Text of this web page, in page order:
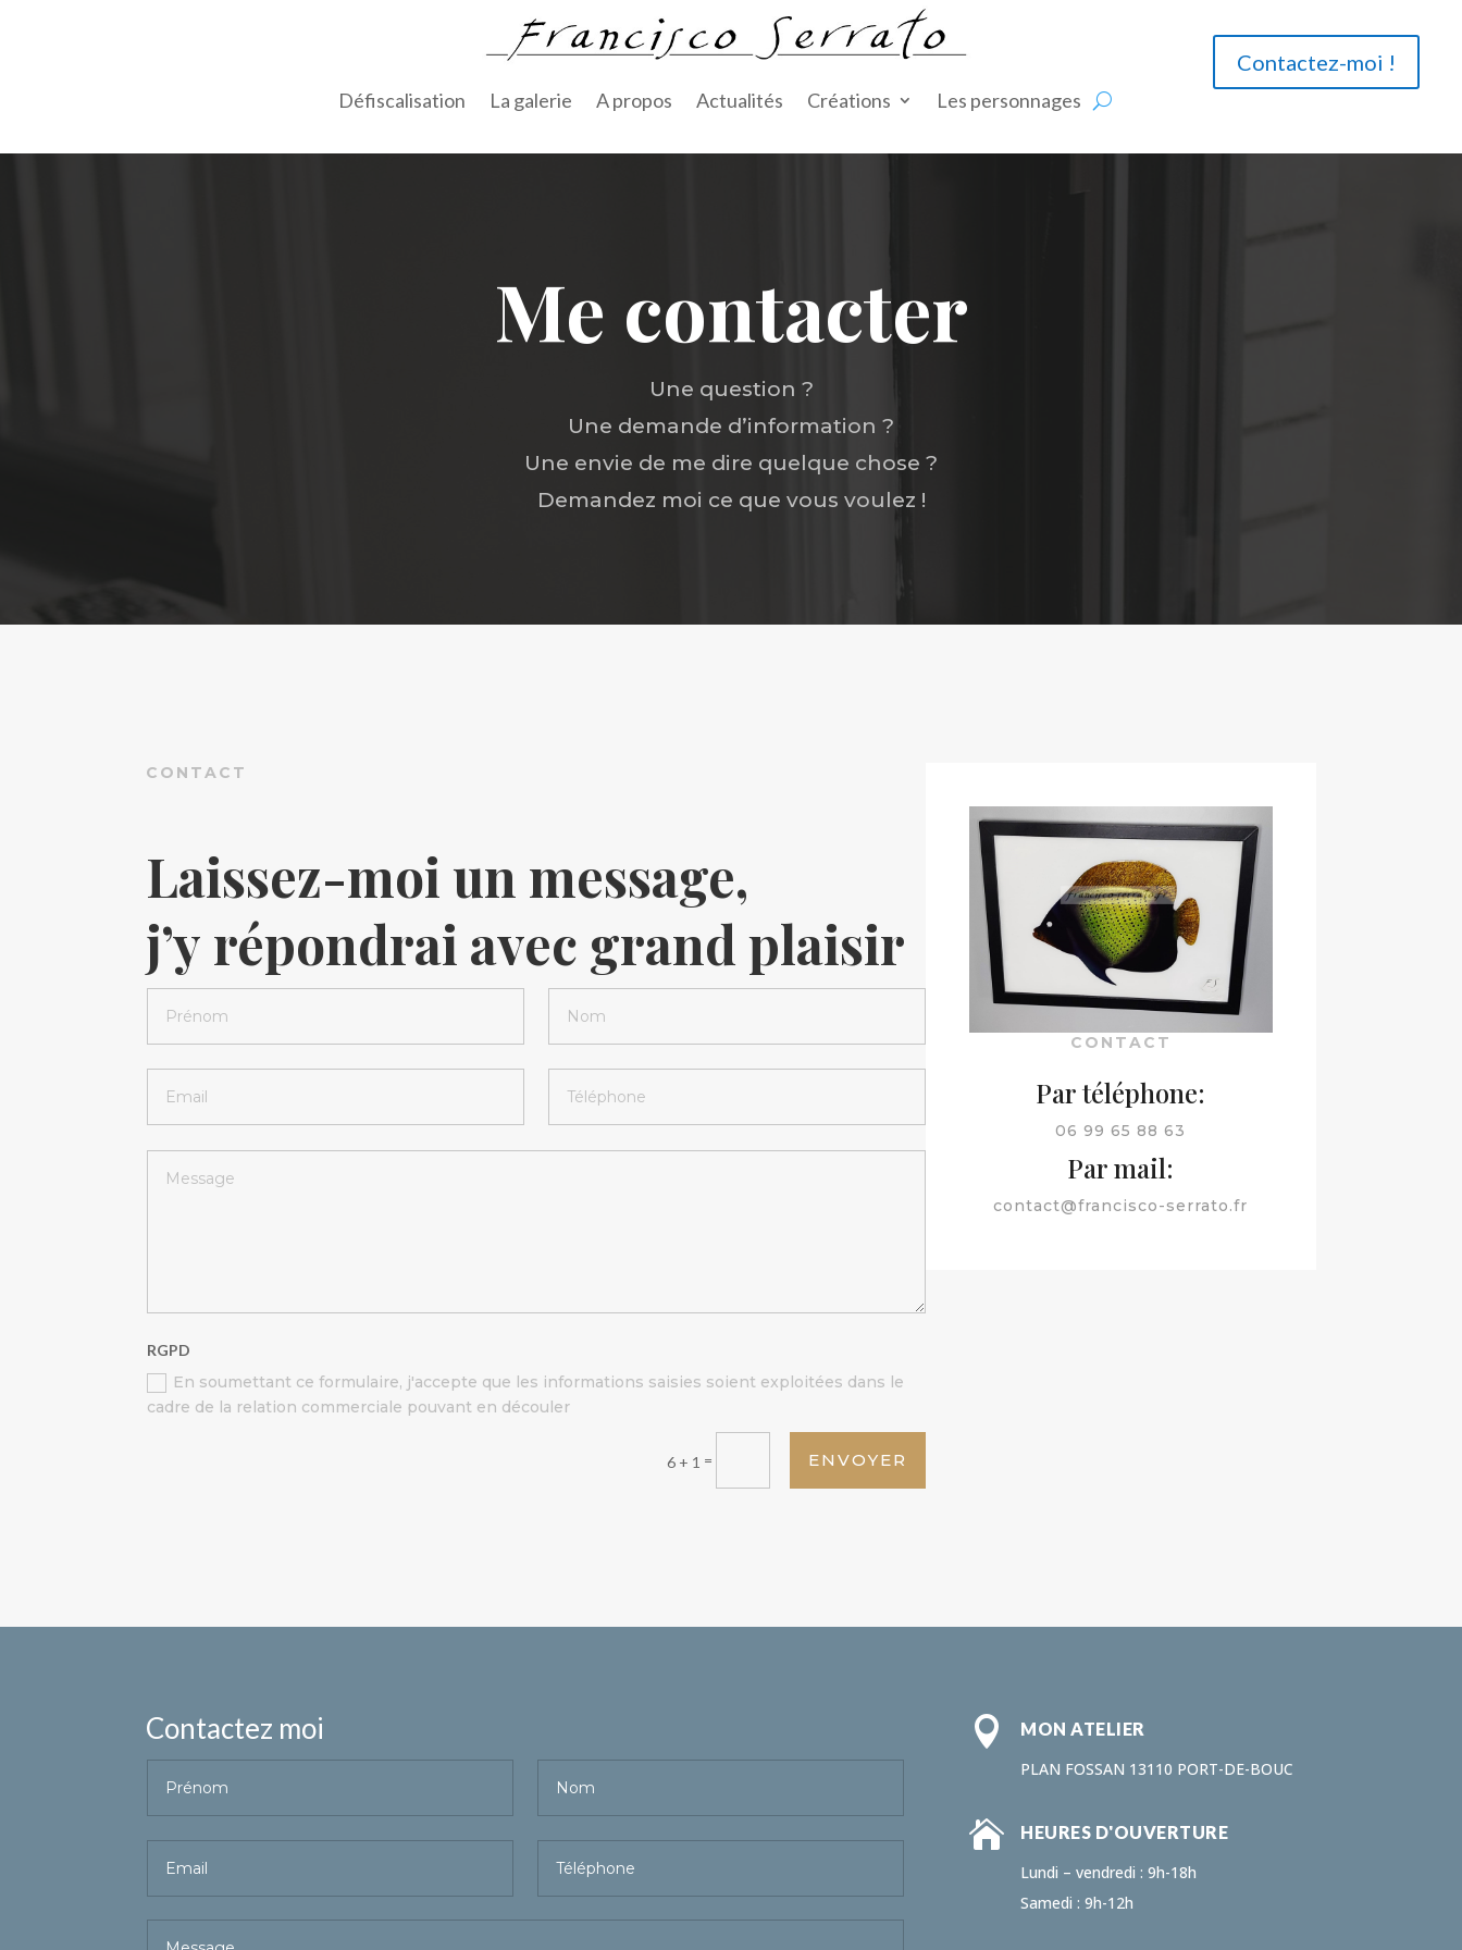
Défiscalisation La galerie A propos Actualités Créations Les personnages
Contactez-moi !
Me contacter
Une question ?
Une demande d’information ?
Une envie de me dire quelque chose ?
Demandez moi ce que vous voulez !
CONTACT
Laissez-moi un message,
j’y répondrai avec grand plaisir
RGPD
En soumettant ce formulaire, j'accepte que les informations saisies soient exploitées dans le
cadre de la relation commerciale pouvant en découler
6 + 1 = ENVOYER
CONTACT
Par téléphone:
06 99 65 88 63
Par mail:
contact@francisco-serrato.fr
Contactez moi 
MON ATELIER
PLAN FOSSAN 13110 PORT-DE-BOUC

HEURES D'OUVERTURE
Lundi – vendredi : 9h-18h
Samedi : 9h-12h